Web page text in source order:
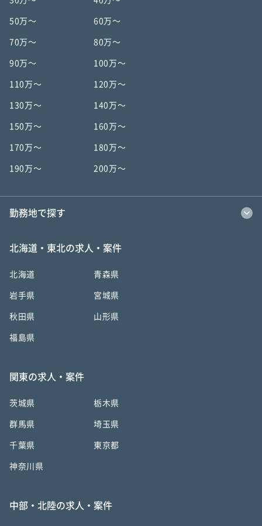
50万〜 60万〜
70万〜 80万〜
90万〜 100万〜
110万〜 120万〜
130万〜 140万〜
150万〜 160万〜
170万〜 180万〜
190万〜 200万〜
勤務地で探す
北海道・東北の求人・案件
北海道 青森県
岩手県 宮城県
秋田県 山形県
福島県
関東の求人・案件
茨城県 栃木県
群馬県 埼玉県
千葉県 東京都
神奈川県
中部・北陸の求人・案件